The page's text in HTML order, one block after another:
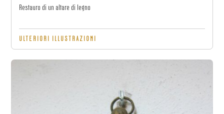
Restauro di un altare di legno
ULTERIORI ILLUSTRAZIONI